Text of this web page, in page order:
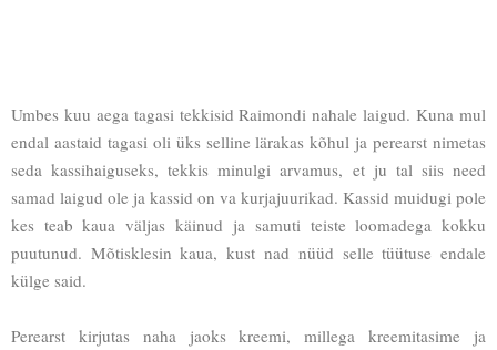
Umbes kuu aega tagasi tekkisid Raimondi nahale laigud. Kuna mul
endal aastaid tagasi oli üks selline lärakas kõhul ja perearst nimetas
seda kassihaiguseks, tekkis minulgi arvamus, et ju tal siis need
samad laigud ole ja kassid on va kurjajuurikad. Kassid muidugi pole
kes teab kaua väljas käinud ja samuti teiste loomadega kokku
puutunud. Mõtisklesin kaua, kust nad nüüd selle tüütuse endale
külge said.
Perearst kirjutas naha jaoks kreemi, millega kreemitasime ja